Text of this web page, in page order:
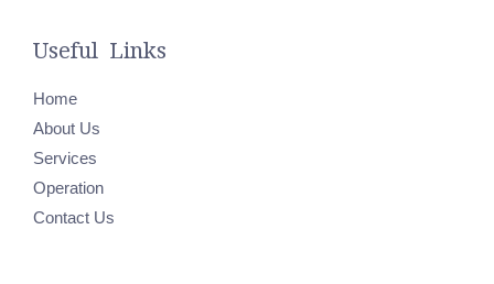
Useful Links
Home
About Us
Services
Operation
Contact Us